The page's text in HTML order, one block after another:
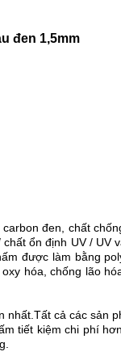
đen 1,5mm
đen, chất
ổn định UV / UV
được làm bằng
hóa, chống lão
cả các sản
tiết kiệm chi phí